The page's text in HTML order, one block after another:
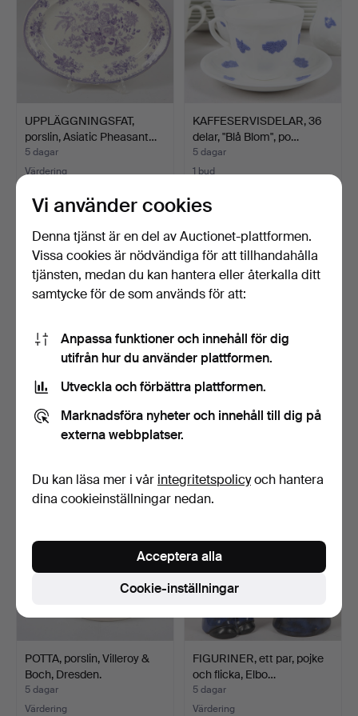
UPPLÄGGNINGSFAT,
porslin, Asiatic Pheasant…
5 dagar
Värdering
KAFFESERVISDELAR, 36
delar, "Blå Blom", po…
5 dagar
1 bud
BESTICK, 48 delar, nysilver,
"Rokoko", GAB.
5 dagar
TIMO SARVIMÄKI. Skulptur,
5 dagar
POTTA, porslin, Villeroy &
Boch, Dresden.
5 dagar
Värdering
FIGURINER, ett par, pojke
och flicka, Elbo…
5 dagar
Värdering
Vi använder cookies
Denna tjänst är en del av Auctionet-plattformen.
Vissa cookies är nödvändiga för att tillhandahålla
tjänsten, medan du kan hantera eller återkalla ditt
samtycke för de som används för att:
Anpassa funktioner och innehåll för dig
utifrån hur du använder plattformen.
Utveckla och förbättra plattformen.
Marknadsföra nyheter och innehåll till dig på
externa webbplatser.
Du kan läsa mer i vår integritetspolicyoch hantera
dina cookieinställningar nedan.
Cookie-inställningar
Acceptera alla